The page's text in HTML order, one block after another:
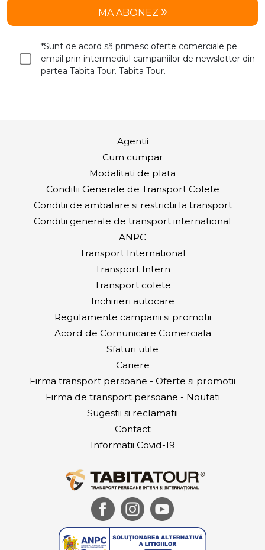
MA ABONEZ
*Sunt de acord să primesc oferte comerciale pe
email prin intermediul campaniilor de newsletter din
partea Tabita Tour. Tabita Tour.
Agentii
Cum cumpar
Modalitati de plata
Conditii Generale de Transport Colete
Conditii de ambalare si restrictii la transport
Conditii generale de transport international
ANPC
Transport International
Transport Intern
Transport colete
Inchirieri autocare
Regulamente campanii si promotii
Acord de Comunicare Comerciala
Sfaturi utile
Cariere
Firma transport persoane - Oferte si promotii
Firma de transport persoane - Noutati
Sugestii si reclamatii
Contact
Informatii Covid-19